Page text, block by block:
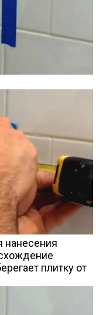
нанесения
плитку от